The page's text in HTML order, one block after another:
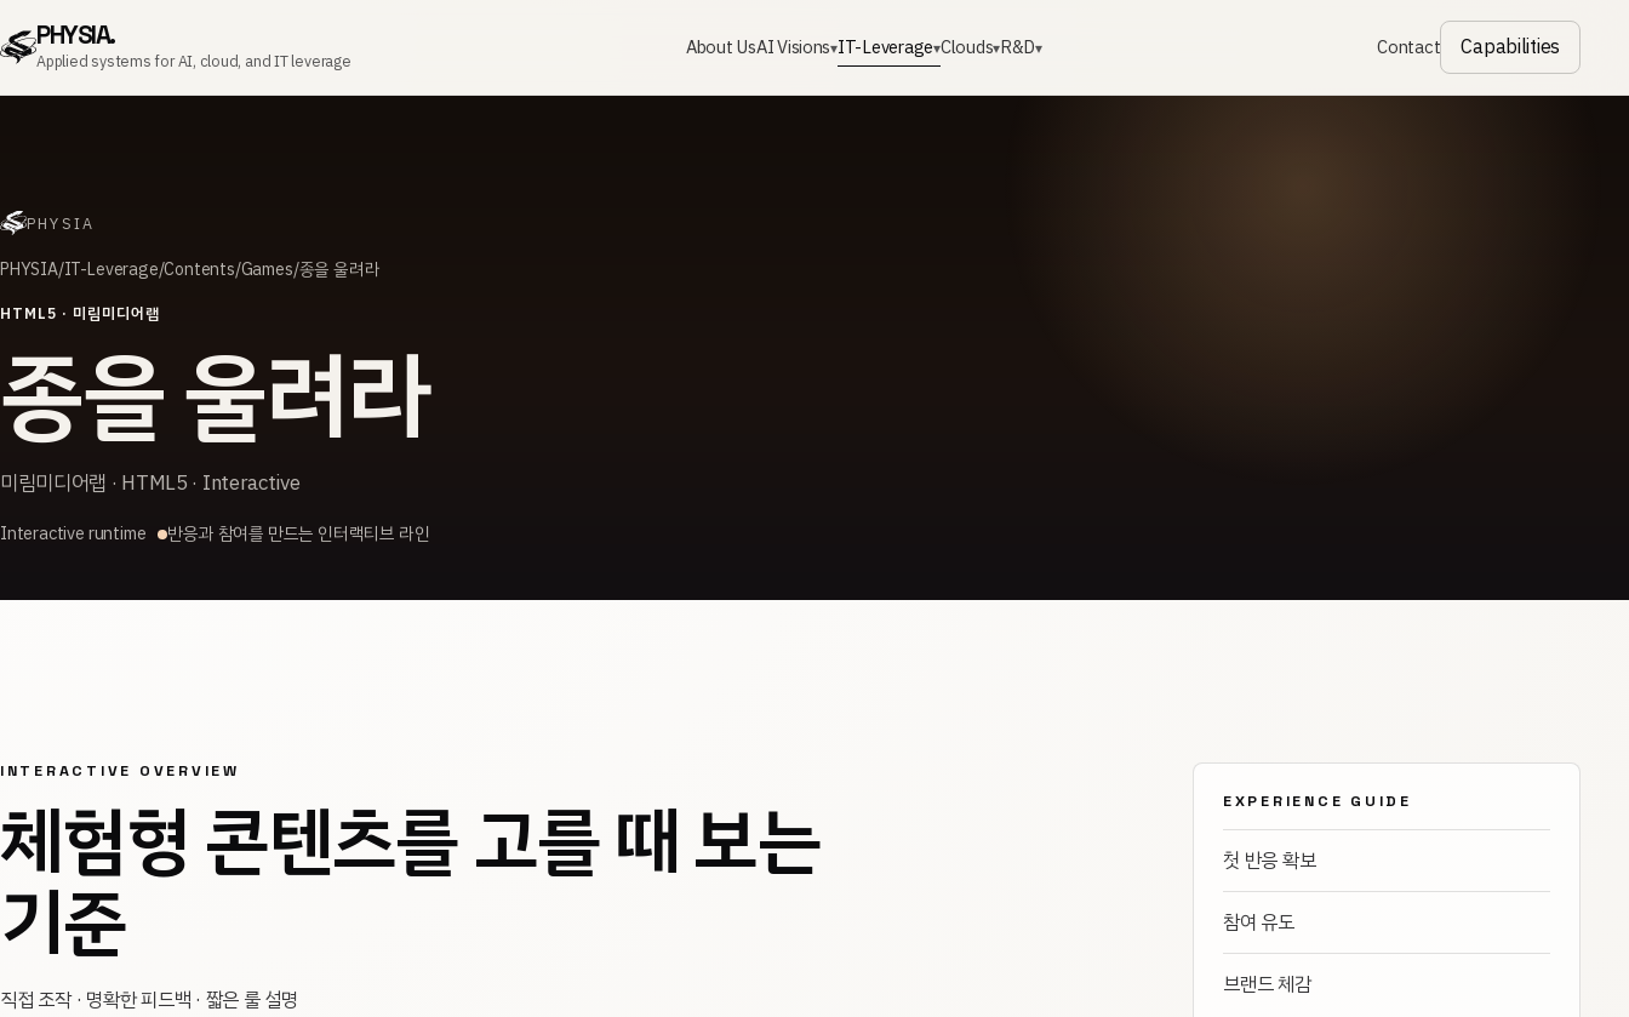
PHYSIA.
Applied systems for AI, cloud, and IT leverage
About UsAI Visions▾IT-Leverage▾Clouds▾R&D▾ Contact Capabilities
PHYSIA
PHYSIA IT-Leverage Contents Games 종을 울려라
HTML5 · 미림미디어랩
종을 울려라
미림미디어랩 · HTML5 · Interactive
Interactive runtime 반응과 참여를 만드는 인터랙티브 라인
INTERACTIVE OVERVIEW
체험형 콘텐츠를 고를 때 보는
기준
직접 조작 · 명확한 피드백 · 짧은 룰 설명
EXPERIENCE GUIDE
첫 반응 확보
참여 유도
브랜드 체감